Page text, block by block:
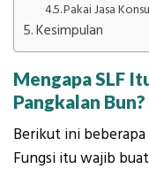
Pakai Jasa
Kesimpulan
Mengapa SLF
Pangkalan Bun?
Berikut ini
Fungsi itu wajib